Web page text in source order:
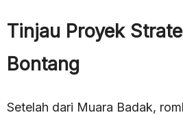
Tinjau Proyek
Bontang
Setelah dari Muara Badak,